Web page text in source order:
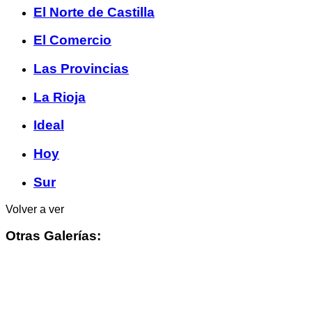
El Norte de Castilla
El Comercio
Las Provincias
La Rioja
Ideal
Hoy
Sur
Volver a ver
Otras Galerías: